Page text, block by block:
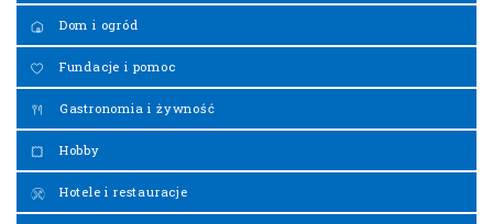
Dom i ogród
Fundacje i pomoc
Gastronomia i żywność
Hobby
Hotele i restauracje